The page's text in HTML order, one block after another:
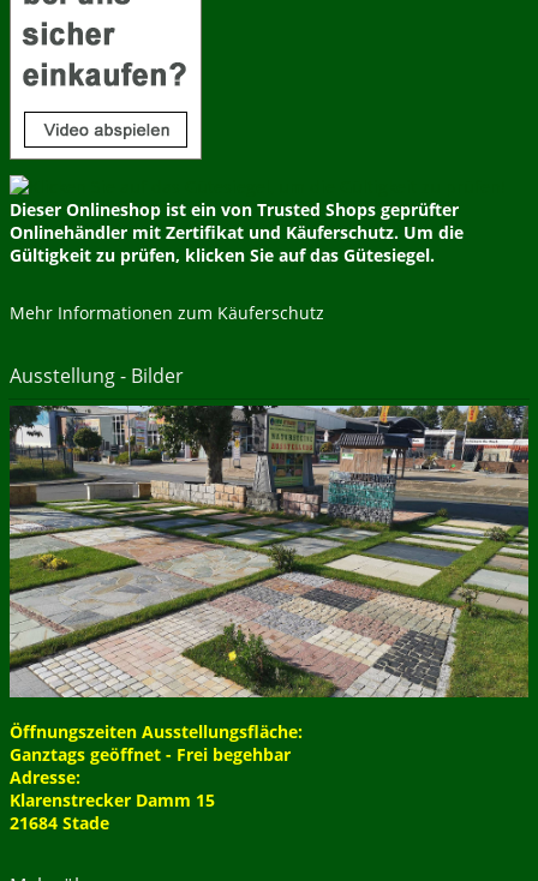
Dieser Onlineshop ist ein von Trusted Shops geprüfter
Onlinehändler mit Zertifikat und Käuferschutz. Um die
Gültigkeit zu prüfen, klicken Sie auf das Gütesiegel.
Mehr Informationen zum Käuferschutz
Ausstellung - Bilder
Öffnungszeiten Ausstellungsfläche:
Ganztags geöffnet - Frei begehbar
Adresse:
Klarenstrecker Damm 15
21684 Stade